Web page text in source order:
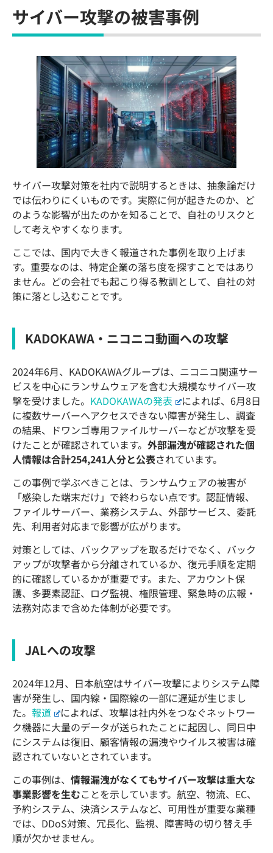
サイバー攻撃の被害事例
サイバー攻撃対策を社内で説明するときは、抽象論だけ
では伝わりにくいものです。実際に何が起きたのか、ど
のような影響が出たのかを知ることで、自社のリスクと
して考えやすくなります。
ここでは、国内で大きく報道された事例を取り上げま
す。重要なのは、特定企業の落ち度を探すことではあり
ません。どの会社でも起こり得る教訓として、自社の対
策に落とし込むことです。
KADOKAWA・ニコニコ動画への攻撃
2024年6月、KADOKAWAグループは、ニコニコ関連サー
ビスを中心にランサムウェアを含む大規模なサイバー攻
撃を受けました。 KADOKAWAの発表
によれば、6月8日
に複数サーバーへアクセスできない障害が発生し、調査
の結果、ドワンゴ専用ファイルサーバーなどが攻撃を受
けたことが確認されています。 外部漏洩が確認された個
人情報は合計254,241人分と公表されています。
この事例で学ぶべきことは、ランサムウェアの被害が
「感染した端末だけ」で終わらない点です。認証情報、
ファイルサーバー、業務システム、外部サービス、委託
先、利用者対応まで影響が広がります。
対策としては、バックアップを取るだけでなく、バック
アップが攻撃者から分離されているか、復元手順を定期
的に確認しているかが重要です。また、アカウント保
護、多要素認証、ログ監視、権限管理、緊急時の広報・
法務対応まで含めた体制が必要です。
JALへの攻撃
2024年12月、日本航空はサイバー攻撃によりシステム障
害が発生し、国内線・国際線の一部に遅延が生じまし
た。 報道
によれば、攻撃は社内外をつなぐネットワー
ク機器に大量のデータが送られたことに起因し、同日中
にシステムは復旧、顧客情報の漏洩やウイルス被害は確
認されていないとされています。
この事例は、 情報漏洩がなくてもサイバー攻撃は重大な
事業影響を生むことを示しています。航空、物流、EC、
予約システム、決済システムなど、可用性が重要な業種
では、DDoS対策、冗長化、監視、障害時の切り替え手
順が欠かせません。